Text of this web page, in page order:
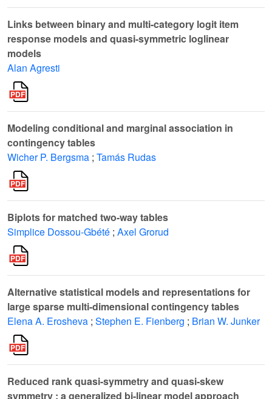
Links between binary and multi-category logit item
response models and quasi-symmetric loglinear
models
Alan Agresti
Modeling conditional and marginal association in
contingency tables
Wicher P. Bergsma ; Tamás Rudas
Biplots for matched two-way tables
Simplice Dossou-Gbété ; Axel Grorud
Alternative statistical models and representations for
large sparse multi-dimensional contingency tables
Elena A. Erosheva ; Stephen E. Fienberg ; Brian W. Junker
Reduced rank quasi-symmetry and quasi-skew
symmetry : a generalized bi-linear model approach